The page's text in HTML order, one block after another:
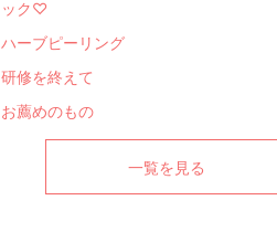
ック♡
ハーブピーリング
研修を終えて
お薦めのもの
一覧を見る